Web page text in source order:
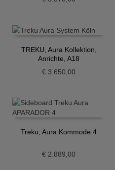
TREKU, Aura Kollektion,
Anrichte, A18
€ 3.650,00
Treku, Aura Kommode 4
€ 2.889,00